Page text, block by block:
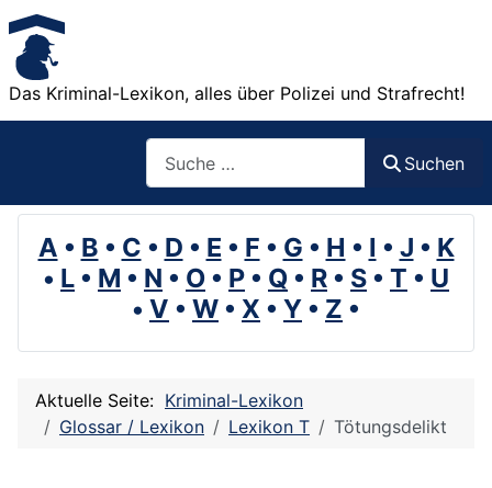
Das Kriminal-Lexikon, alles über Polizei und Strafrecht!
Suchen
A • B • C • D • E • F • G • H • I • J • K
• L • M • N • O • P • Q • R • S • T • U
• V • W • X • Y • Z •
Aktuelle Seite: Kriminal-Lexikon
Glossar / Lexikon
Lexikon T Tötungsdelikt